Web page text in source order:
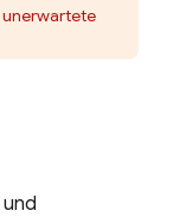
unerwartete